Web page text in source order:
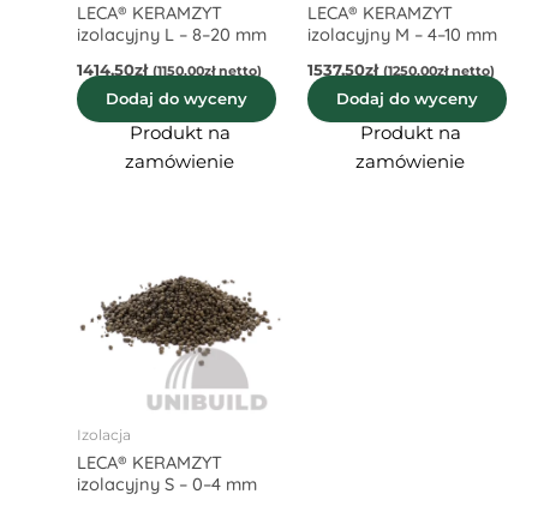
LECA® KERAMZYT
izolacyjny L – 8–20 mm
1414,50zł (1150,00złnetto)
Dodaj do wyceny
Produkt na
zamówienie
LECA® KERAMZYT
izolacyjny M – 4–10 mm
1537,50zł (1250,00złnetto)
Dodaj do wyceny
Produkt na
zamówienie
Izolacja
LECA® KERAMZYT
izolacyjny S – 0–4 mm